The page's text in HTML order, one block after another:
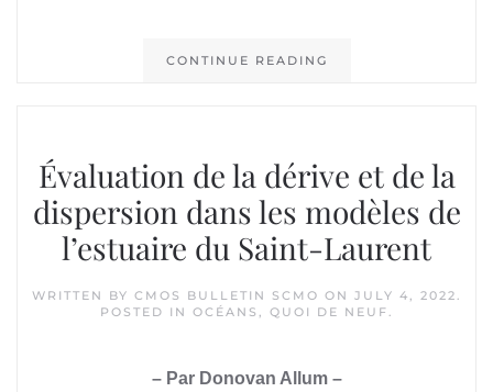
CONTINUE READING
Évaluation de la dérive et de la
dispersion dans les modèles de
l’estuaire du Saint-Laurent
WRITTEN BY CMOS BULLETIN SCMO ON JULY 4, 2022.
POSTED IN OCÉANS , QUOI DE NEUF.
– Par Donovan Allum –